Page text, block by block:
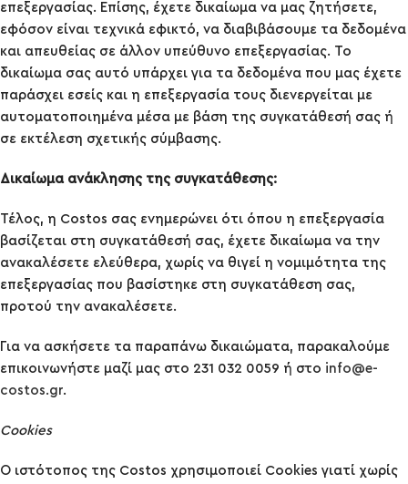
επεξεργασίας. Επίσης, έχετε δικαίωμα να μας ζητήσετε,
εφόσον είναι τεχνικά εφικτό, να διαβιβάσουμε τα δεδομένα
και απευθείας σε άλλον υπεύθυνο επεξεργασίας. Το
δικαίωμα σας αυτό υπάρχει για τα δεδομένα που μας έχετε
παράσχει εσείς και η επεξεργασία τους διενεργείται με
αυτοματοποιημένα μέσα με βάση της συγκατάθεσή σας ή
σε εκτέλεση σχετικής σύμβασης.
Δικαίωμα ανάκλησης της συγκατάθεσης:
Τέλος, η Costos σας ενημερώνει ότι όπου η επεξεργασία
βασίζεται στη συγκατάθεσή σας, έχετε δικαίωμα να την
ανακαλέσετε ελεύθερα, χωρίς να θιγεί η νομιμότητα της
επεξεργασίας που βασίστηκε στη συγκατάθεση σας,
προτού την ανακαλέσετε.
Για να ασκήσετε τα παραπάνω δικαιώματα, παρακαλούμε
επικοινωνήστε μαζί μας στο 231 032 0059 ή στο info@e-
costos.gr.
Cookies
Ο ιστότοπος της Costos χρησιμοποιεί Cookies γιατί χωρίς